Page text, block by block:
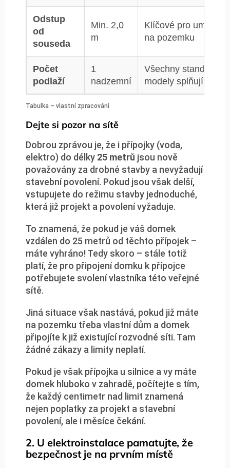
Odstup
od
souseda
Min. 2,0
m
Klíčové pro umístění
na pozemku
Počet
podlaží
1
nadzemní
Všechny standardní
modely splňují
Tabulka – vlastní zpracování
Dejte si pozor na sítě
Dobrou zprávou je, že i přípojky (voda,
elektro) do délky 25 metrů jsou nově
považovány za drobné stavby a nevyžadují
stavební povolení. Pokud jsou však delší,
vstupujete do režimu stavby jednoduché,
která již projekt a povolení vyžaduje.
To znamená, že pokud je váš domek
vzdálen do 25 metrů od těchto přípojek –
máte vyhráno! Tedy skoro – stále totiž
platí, že pro připojení domku k přípojce
potřebujete svolení vlastníka této veřejné
sítě.
Jiná situace však nastává, pokud již máte
na pozemku třeba vlastní dům a domek
připojíte k již existující rozvodné síti. Tam
žádné zákazy a limity neplatí.
Pokud je však přípojka u silnice a vy máte
domek hluboko v zahradě, počítejte s tím,
že každý centimetr nad limit znamená
nejen poplatky za projekt a stavební
povolení, ale i měsíce čekání.
2. U elektroinstalace pamatujte, že
bezpečnost je na prvním místě